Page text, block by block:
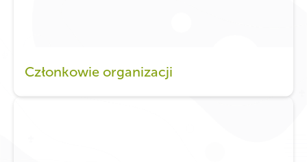
Członkowie organizacji